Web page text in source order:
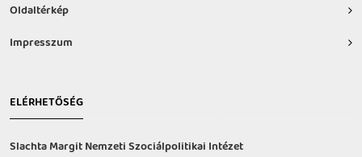
Oldaltérkép
Impresszum
ELÉRHETŐSÉG
Slachta Margit Nemzeti Szociálpolitikai Intézet